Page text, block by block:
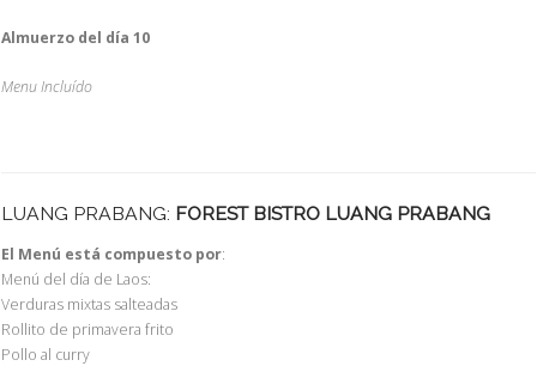
Almuerzo del día 10
Menu Incluído
LUANG PRABANG: FOREST BISTRO LUANG PRABANG
El Menú está compuesto por:
Menú del día de Laos:
Verduras mixtas salteadas
Rollito de primavera frito
Pollo al curry